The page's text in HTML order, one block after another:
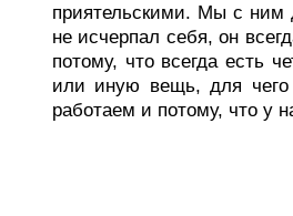
приятельскими. Мы с ним
не исчерпал себя, он
потому, что всегда есть
или иную вещь, для
работаем и потому, что у